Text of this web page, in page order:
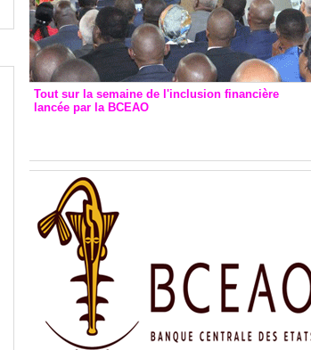
Tout sur la semaine de l'inclusion financière
lancée par la BCEAO